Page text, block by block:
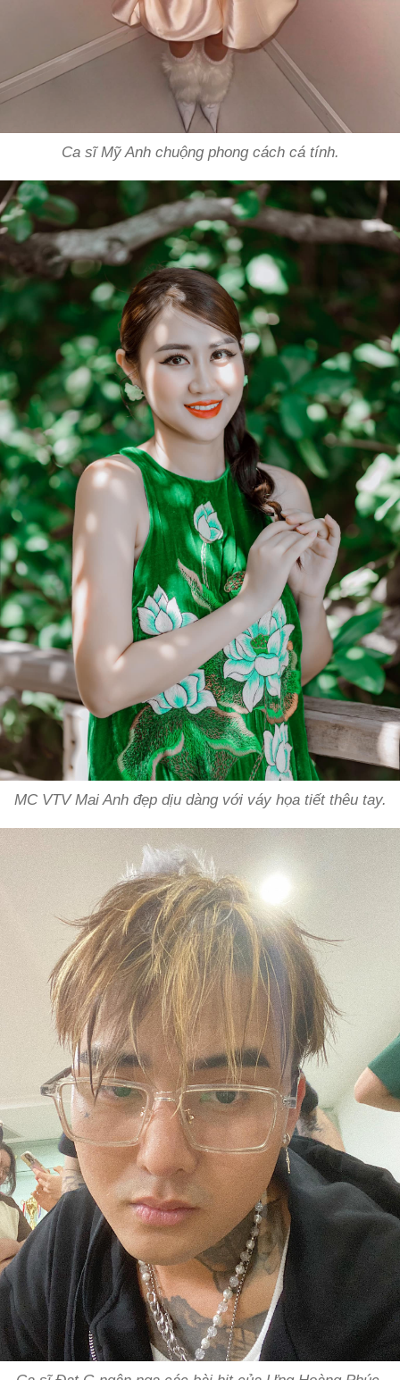
Ca sĩ Mỹ Anh chuộng phong cách cá tính.
MC VTV Mai Anh đẹp dịu dàng với váy họa tiết thêu tay.